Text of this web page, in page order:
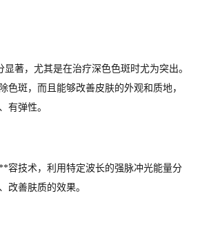
显著，尤其是在治疗深色色斑时尤为突出。
色斑，而且能够改善皮肤的外观和质地，
有弹性。
容技术，利用特定波长的强脉冲光能量分
改善肤质的效果。